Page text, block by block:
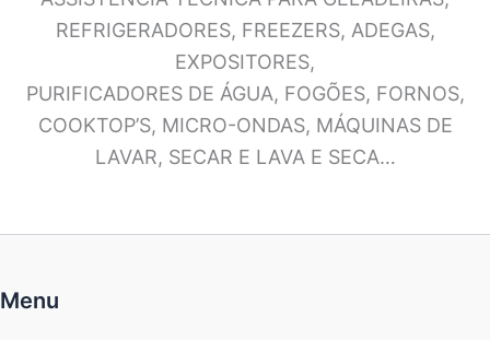
REFRIGERADORES, FREEZERS, ADEGAS,
EXPOSITORES,
PURIFICADORES DE ÁGUA, FOGÕES, FORNOS,
COOKTOP’S, MICRO-ONDAS, MÁQUINAS DE
LAVAR, SECAR E LAVA E SECA…
Menu